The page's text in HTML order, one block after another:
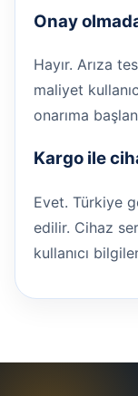
Onay
Hayır. Arıza
maliyet
onarıma
Kargo ile
Evet. Türkiye
edilir. Cihaz
kullanıcı